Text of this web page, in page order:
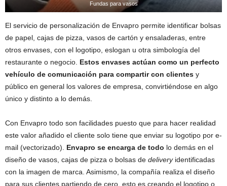
Fundas para vasos
El servicio de personalización de Envapro permite identificar bolsas
de papel, cajas de pizza, vasos de cartón y ensaladeras, entre
otros envases, con el logotipo, eslogan u otra simbología del
restaurante o negocio. Estos envases actúan como un perfecto
vehículo de comunicación para compartir con clientes y
público en general los valores de empresa, convirtiéndose en algo
único y distinto a lo demás.
Con Envapro todo son facilidades puesto que para hacer realidad
este valor añadido el cliente solo tiene que enviar su logotipo por e-
mail (vectorizado). Envapro se encarga de todo lo demás en el
diseño de vasos, cajas de pizza o bolsas de deliveryidentificadas
con la imagen de marca. Asimismo, la compañía realiza el diseño
para sus clientes partiendo de cero, esto es creando el logotipo o